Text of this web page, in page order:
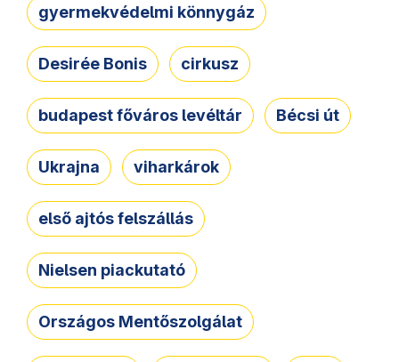
gyermekvédelmi könnygáz
Desirée Bonis cirkusz
budapest főváros levéltár Bécsi út
Ukrajna viharkárok
első ajtós felszállás
Nielsen piackutató
Országos Mentőszolgálat